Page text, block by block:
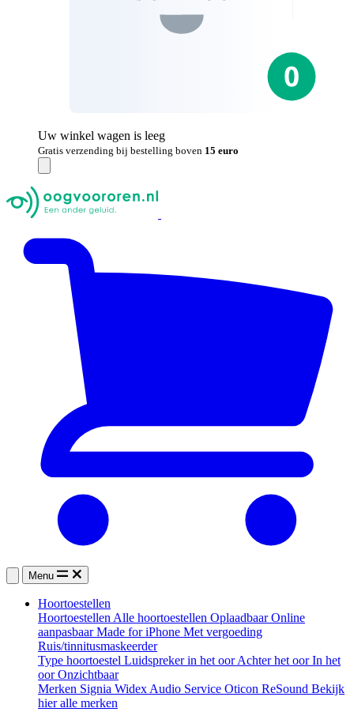
Uw winkel wagen is leeg
Gratis verzending bij bestelling boven 15 euro
Menu
Hoortoestellen
Hoortoestellen Alle hoortoestellen OplaadbaarOnline
aanpasbaarMade for iPhone Met vergoeding
Ruis/tinnitusmaskeerder
Type hoortoestel Luidspreker in het oorAchter het oorIn het
oorOnzichtbaar
Merken Signia Widex Audio Service Oticon ReSound Bekijk
hier alle merken